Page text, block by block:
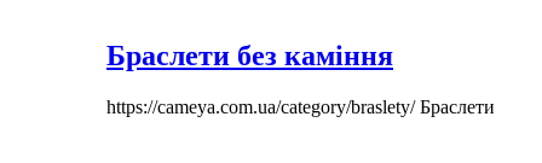
Браслети без каміння
https://cameya.com.ua/category/braslety/Браслети